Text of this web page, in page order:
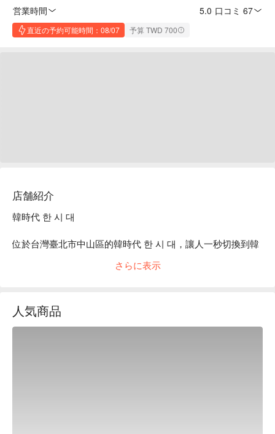
営業時間
5.0 口コミ 67
直近の予約可能時間：08/07 予算 TWD 700
店舗紹介
韓時代 한 시 대
位於台灣臺北市中山區的韓時代 한 시 대，讓人一秒切換到韓
品交織出一個舒適而放鬆的空間，讓人不自覺想要沉浸在這裡
豬五花、牛五花、韓式水拌冷麵與蔘雞湯等招牌美食，如同完
美催化劑，讓聚會的每一刻都充滿微醺的愉悅與放鬆。
さらに表示
人気商品